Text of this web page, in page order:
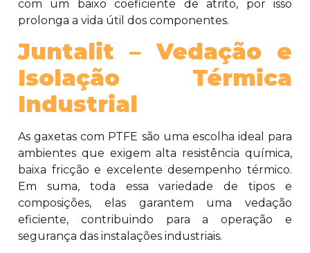
com um baixo coeficiente de atrito, por isso
prolonga a vida útil dos componentes.
Juntalit – Vedação e
Isolação Térmica
Industrial
As gaxetas com PTFE são uma escolha ideal para
ambientes que exigem alta resistência química,
baixa fricção e excelente desempenho térmico.
Em suma, toda essa variedade de tipos e
composições, elas garantem uma vedação
eficiente, contribuindo para a operação e
segurança das instalações industriais.